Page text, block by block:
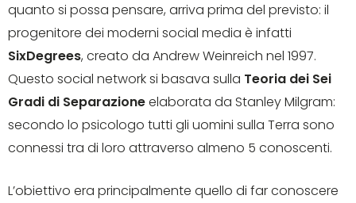
quanto si possa pensare, arriva prima del previsto: il
progenitore dei moderni social media è infatti
SixDegrees, creato da Andrew Weinreich nel 1997.
Questo social network si basava sulla Teoria dei Sei
Gradi di Separazioneelaborata da Stanley Milgram:
secondo lo psicologo tutti gli uomini sulla Terra sono
connessi tra di loro attraverso almeno 5 conoscenti.
L’obiettivo era principalmente quello di far conoscere